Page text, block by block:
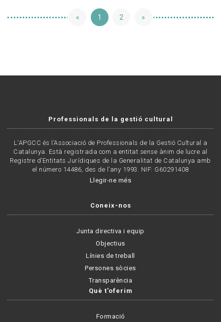
« 1 2 »
Professionals de la gestió cultural
L'APGCC és l’Associació de Professionals de la Gestió Cultural a
Catalunya. Està registrada com a entitat sense ànim de lucre al
Registre d’Entitats Jurídiques de la Generalitat de Catalunya amb
el número 14486, des de l’any 1993. NIF: G60291408
Llegir-ne més
Coneix-nos
Junta directiva i equip
Objectius
Línies de treball
Persones sòcies
Transparència
Què t'oferim
Formació